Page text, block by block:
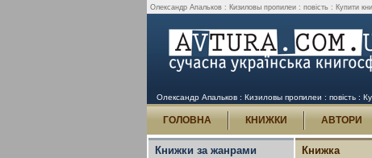
Олександр Апальков : Кизиловы пропилеи : повість : Купити
Олександр Апальков : Кизиловы пропилеи : повість :
ГОЛОВНА КНИЖКИ АВТОРИ
Книжки за жанрами Книжка